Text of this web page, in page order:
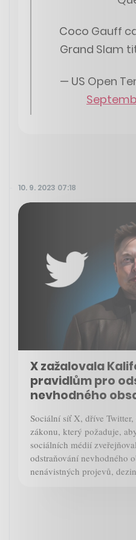
Coco Gauff
Grand Slam
— US Open
10. 9. 2023 07:18
X zažalovala
pravidlům pro
nevhodného
Sociální síť X, dříve
zákonu, který požaduje,
sociálních médií
odstraňování nevhodného
nenávistných projevů,